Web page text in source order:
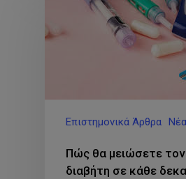
Επιστημονικά Άρθρα Νέα
Πώς θα μειώσετε τον
διαβήτη σε κάθε